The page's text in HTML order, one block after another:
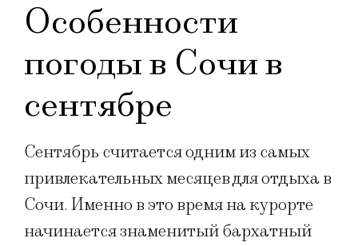
Особенности
погоды в Сочи в
сентябре
Сентябрь считается одним из самых
привлекательных месяцев для отдыха в
Сочи. Именно в это время на курорте
начинается знаменитый бархатный